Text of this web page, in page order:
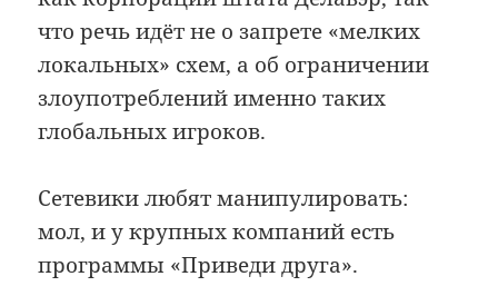
что речь идёт не о запрете «мелких
локальных» схем, а об ограничении
злоупотреблений именно таких
глобальных игроков.
Сетевики любят манипулировать:
мол, и у крупных компаний есть
программы «Приведи друга».